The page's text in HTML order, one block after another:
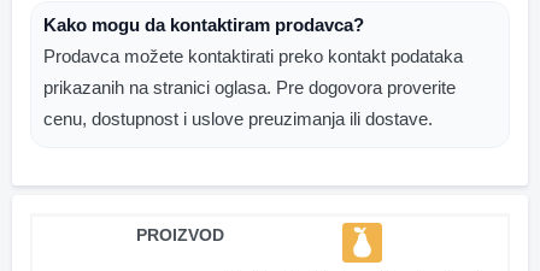
Kako mogu da kontaktiram prodavca?
Prodavca možete kontaktirati preko kontakt podataka
prikazanih na stranici oglasa. Pre dogovora proverite
cenu, dostupnost i uslove preuzimanja ili dostave.
PROIZVOD